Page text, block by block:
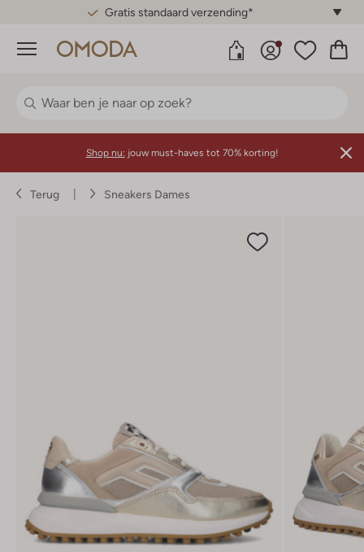
Gratis standaard verzending*
Menu
Shop nu: jouw must-haves tot 70% korting!
Terug Sneakers Dames